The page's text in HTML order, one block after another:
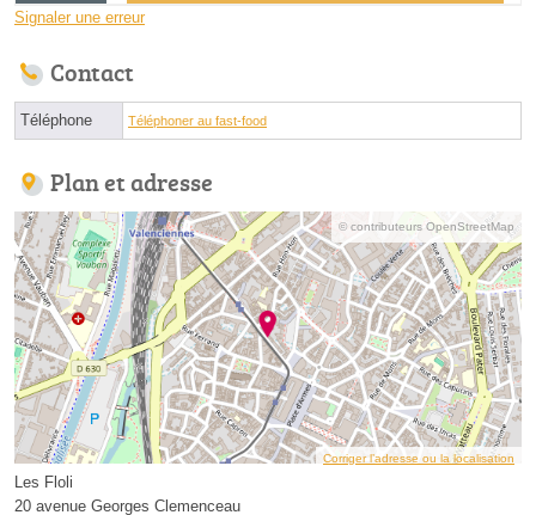
Signaler une erreur
Contact
Téléphone Téléphoner au fast-food
Plan et adresse
© contributeurs OpenStreetMap
Corriger l’adresse ou la localisation
Les Floli
20 avenue Georges Clemenceau